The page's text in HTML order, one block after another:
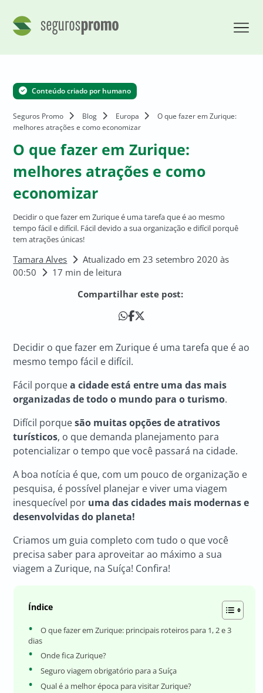
Conteúdo criado por humano
Seguros Promo Blog Europa
O que fazer em Zurique:
melhores atrações e como economizar
O que fazer em Zurique:
melhores atrações e como
economizar
Decidir o que fazer em Zurique é uma tarefa que é ao mesmo
tempo fácil e difícil. Fácil devido a sua organização e difícil porquê
tem atrações únicas!
Tamara Alves
Atualizado em 23 setembro 2020 às
00:50
17 min de leitura
Compartilhar este post:
Decidir o que fazer em Zurique é uma tarefa que é ao
mesmo tempo fácil e difícil.
Fácil porquea cidade está entre uma das mais
organizadas de todo o mundo para o turismo.
Difícil porquesão muitas opções de atrativos
turísticos, o que demanda planejamento para
potencializar o tempo que você passará na cidade.
A boa notícia é que, com um pouco de organização e
pesquisa, é possível planejar e viver uma viagem
inesquecível por uma das cidades mais modernas e
desenvolvidas do planeta!
Criamos um guia completo com tudo o que você
precisa saber para aproveitar ao máximo a sua
viagem a Zurique, na Suíça! Confira!
Índice
O que fazer em Zurique: principais roteiros para 1, 2 e 3
dias
Onde fica Zurique?
Seguro viagem obrigatório para a Suíça
Qual é a melhor época para visitar Zurique?